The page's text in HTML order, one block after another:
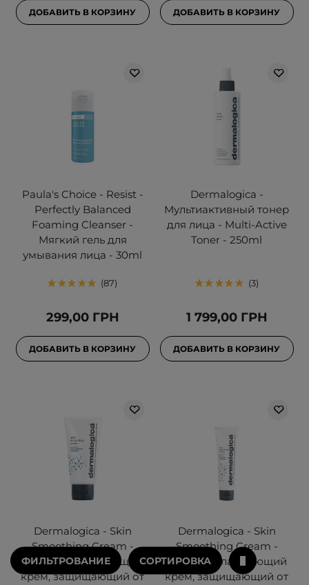
ДОБАВИТЬ В КОРЗИНУ ДОБАВИТЬ В КОРЗИНУ
Paula's Choice - Resist -
Perfectly Balanced
Foaming Cleanser -
Мягкий гель для
умывания лица - 30ml
87
299,00 ГРН
ДОБАВИТЬ В КОРЗИНУ
Dermalogica -
Мультиактивный тонер
для лица - Multi-Active
Toner - 250ml
3
1 799,00 ГРН
ДОБАВИТЬ В КОРЗИНУ
Dermalogica - Skin
Smoothing Cream -
Легкий увлажняющий
крем, защищающий от
Dermalogica - Skin
Smoothing Cream -
Легкий увлажняющий
крем, защищающий от
ФИЛЬТРОВАНИЕ СОРТИРОВКА